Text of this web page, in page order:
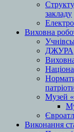
закладу
Виховна
ДЖУРА
Музей
Виконання